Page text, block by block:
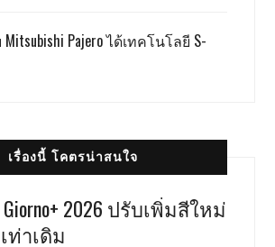
Mitsubishi Pajero ได้เทคโนโลยี S-
เรื่องนี้ โคตรน่าสนใจ
Giorno+ 2026 ปรับเพิ่มสีใหม่
ท่าเดิม